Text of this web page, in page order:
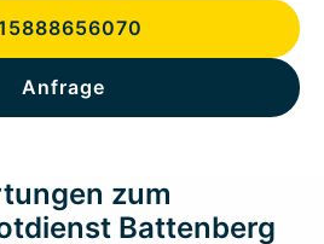
Anfrage
zum
Battenberg